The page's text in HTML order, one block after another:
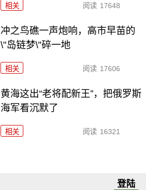
相关 阅读 17648
冲之鸟礁一声炮响，高市早苗的
\"岛链梦\"碎一地
相关 阅读 17606
黄海这出“老将配新王”，把俄罗斯
海军看沉默了
相关 阅读 16321
登陆